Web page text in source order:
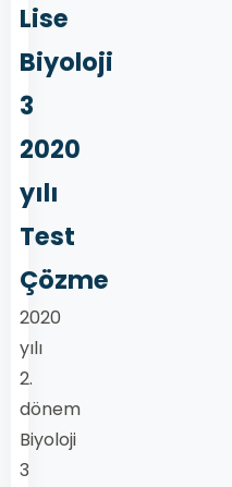
Lise
Biyoloji
3
2020
yılı
Test
Çözme
2020
yılı
2.
dönem
Biyoloji
3